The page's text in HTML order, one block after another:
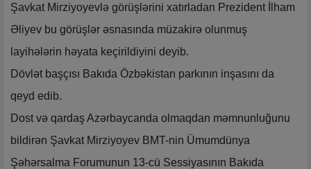
Şavkat Mirziyoyevlə görüşlərini xatırladan Prezident İlham
Əliyev bu görüşlər əsnasında müzakirə olunmuş
layihələrin həyata keçirildiyini deyib.
Dövlət başçısı Bakıda Özbəkistan parkının inşasını da
qeyd edib.
Dost və qardaş Azərbaycanda olmaqdan məmnunluğunu
bildirən Şavkat Mirziyoyev BMT-nin Ümumdünya
Şəhərsalma Forumunun 13-cü Sessiyasının Bakıda